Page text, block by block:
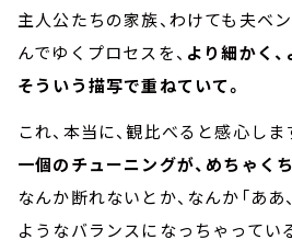
主人公たちの家族、わけても夫ベ
んでゆくプロセスを、 より細かく
そういう描写で重ねていて。
これ、本当に、観比べると感心しま
一個のチューニングが、めちゃく
なんか断れないとか、なんか「ああ
ようなバランスになっちゃってい